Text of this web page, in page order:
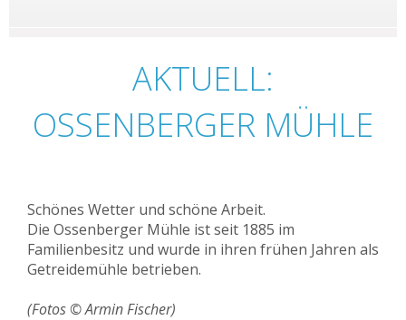
AKTUELL:
OSSENBERGER MÜHLE
Schönes Wetter und schöne Arbeit.
Die Ossenberger Mühle ist seit 1885 im
Familienbesitz und wurde in ihren frühen Jahren als
Getreidemühle betrieben.
(Fotos © Armin Fischer)